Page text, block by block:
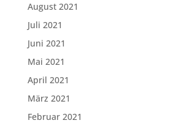
August 2021
Juli 2021
Juni 2021
Mai 2021
April 2021
März 2021
Februar 2021